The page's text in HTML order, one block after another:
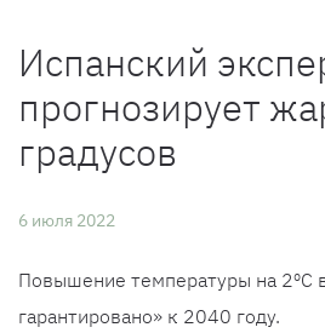
Испанский
прогнозирует
градусов
6 июля 2022
Повышение температуры на 2ºC
гарантировано» к 2040 году.